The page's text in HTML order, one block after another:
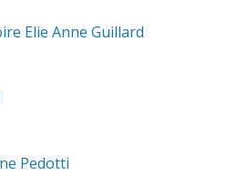
Elie Anne Guillard
Pedotti